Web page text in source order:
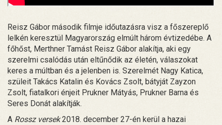
Reisz Gábor második filmje időutazásra visz a főszereplő
lelkén keresztül Magyarország elmúlt három évtizedébe. A
főhőst, Merthner Tamást Reisz Gábor alakítja, aki egy
szerelmi csalódás után eltűnődik az életén, válaszokat
keres a múltban és a jelenben is. Szerelmét Nagy Katica,
szüleit Takács Katalin és Kovács Zsolt, bátyját Zayzon
Zsolt, fiatalkori énjeit Prukner Mátyás, Prukner Barna és
Seres Donát alakítják.
A Rossz versek2018. december 27-én kerül a hazai